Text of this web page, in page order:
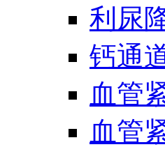
利尿
钙通
血管
血管